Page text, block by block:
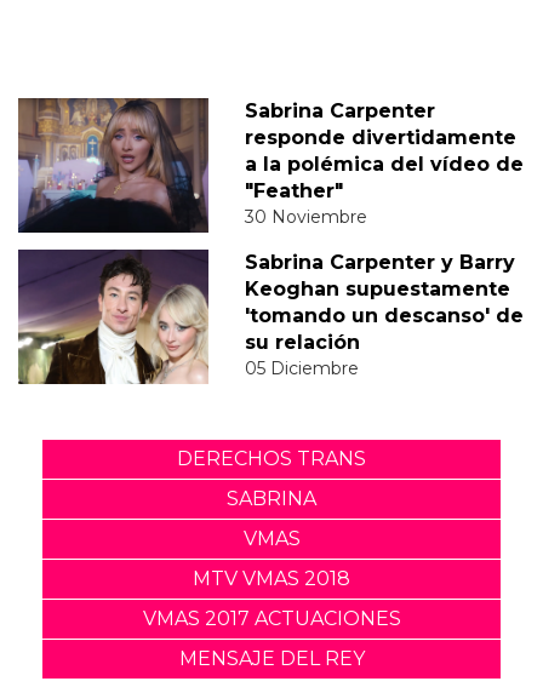
Sabrina Carpenter
responde divertidamente
a la polémica del vídeo de
"Feather"
30 Noviembre
Sabrina Carpenter y Barry
Keoghan supuestamente
'tomando un descanso' de
su relación
05 Diciembre
DERECHOS TRANS
SABRINA
VMAS
MTV VMAS 2018
VMAS 2017 ACTUACIONES
MENSAJE DEL REY